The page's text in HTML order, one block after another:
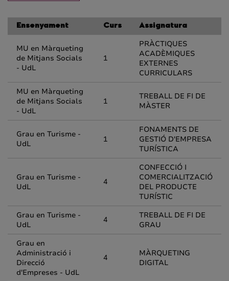
Ensenyament Curs Assignatura
MU en Màrqueting
de Mitjans Socials
- UdL
1
PRÀCTIQUES
ACADÈMIQUES
EXTERNES
CURRICULARS
MU en Màrqueting
de Mitjans Socials
- UdL
1
TREBALL DE FI DE
MÀSTER
Grau en Turisme -
UdL
1
FONAMENTS DE
GESTIÓ D'EMPRESA
TURÍSTICA
Grau en Turisme -
UdL
4
CONFECCIÓ I
COMERCIALITZACIÓ
DEL PRODUCTE
TURÍSTIC
Grau en Turisme -
UdL
4
TREBALL DE FI DE
GRAU
Grau en
Administració i
Direcció
d'Empreses - UdL
4
MÀRQUETING
DIGITAL